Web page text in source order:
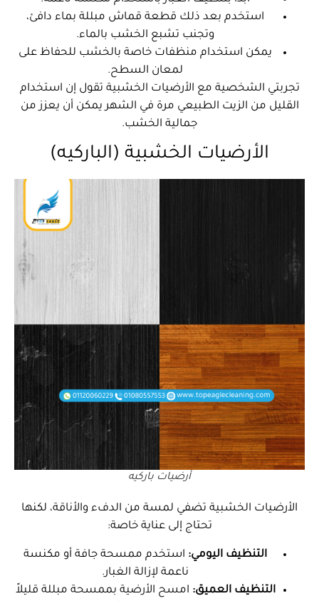
استخدم بعد ذلك قطعة قماش مبللة بماء دافئ،
وتجنب تشبع الخشب بالماء.
يمكن استخدام منظفات خاصة بالخشب للحفاظ على
لمعان السطح.
تجربتي الشخصية مع الأرضيات الخشبية تقول إن استخدام
القليل من الزيت الطبيعي مرة في الشهر يمكن أن يعزز من
جمالية الخشب.
الأرضيات الخشبية (الباركيه)
أرضيات باركيه
الأرضيات الخشبية تضفي لمسة من الدفء والأناقة، لكنها
تحتاج إلى عناية خاصة:
التنظيف اليومي: استخدم ممسحة جافة أو مكنسة
ناعمة لإزالة الغبار.
التنظيف العميق: امسح الأرضية بممسحة مبللة قليلاً